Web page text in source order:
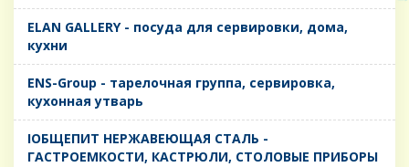
ELAN GALLERY - посуда для сервировки, дома,
кухни
ENS-Group - тарелочная группа, сервировка,
кухонная утварь
IОБЩЕПИТ НЕРЖАВЕЮЩАЯ СТАЛЬ -
ГАСТРОЕМКОСТИ, КАСТРЮЛИ, СТОЛОВЫЕ ПРИБОРЫ